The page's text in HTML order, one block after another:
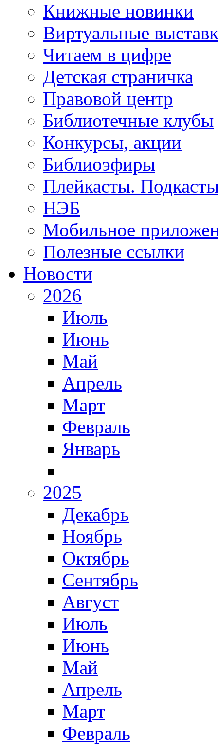
Книжные новинки
Виртуальные
Читаем в цифре
Детская страничка
Правовой центр
Библиотечные клубы
Конкурсы, акции
Библиоэфиры
Плейкасты.
НЭБ
Мобильное
Полезные ссылки
Новости
2026
Июль
Июнь
Май
Апрель
Март
Февраль
Январь
2025
Декабрь
Ноябрь
Октябрь
Сентябрь
Август
Июль
Июнь
Май
Апрель
Март
Февраль